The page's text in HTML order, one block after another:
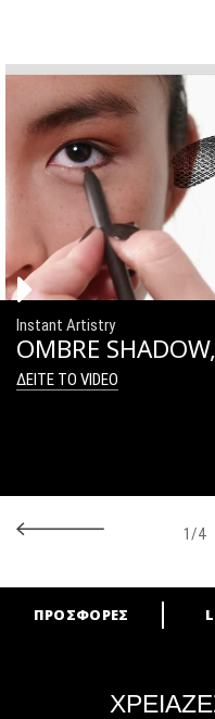
Instant Artistry
OMBRE
ΔΕΙΤΕ ΤΟ VIDEO
1/4
ARE YOU A M·A·C
ΠΡΟΣΦΟΡΕΣ